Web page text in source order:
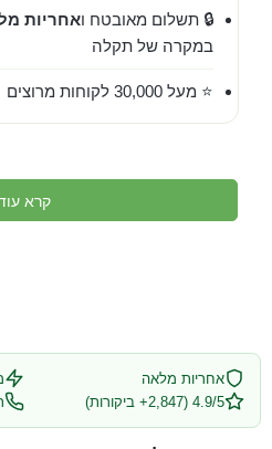
🔒 תשלום מאובטח ואחריות
במקרה של תקלה
⭐ מעל 30,000 לקוחות מרוצים
קרא
אחריות מלאה
4.9/5 (2,847+ ביקורות)